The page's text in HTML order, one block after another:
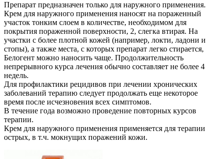
Препарат предназначен только для наружного применения.
Крем для наружного применения наносят на пораженный
участок тонким слоем в количестве, необходимом для
покрытия пораженной поверхности, 2, слегка втирая. На
участки с более плотной кожей (например, локти, ладони и
стопы), а также места, с которых препарат легко стирается,
Белогент можно наносить чаще. Продолжительность
непрерывного курса лечения обычно составляет не более 4
недель.
Для профилактики рецидивов при лечении хронических
заболеваний терапию следует продолжать еще некоторое
время после исчезновения всех симптомов.
В течение года возможно проведение повторных курсов
терапии.
Крем для наружного применения применяется для терапии
острых, в т.ч. мокнущих поражений кожи.